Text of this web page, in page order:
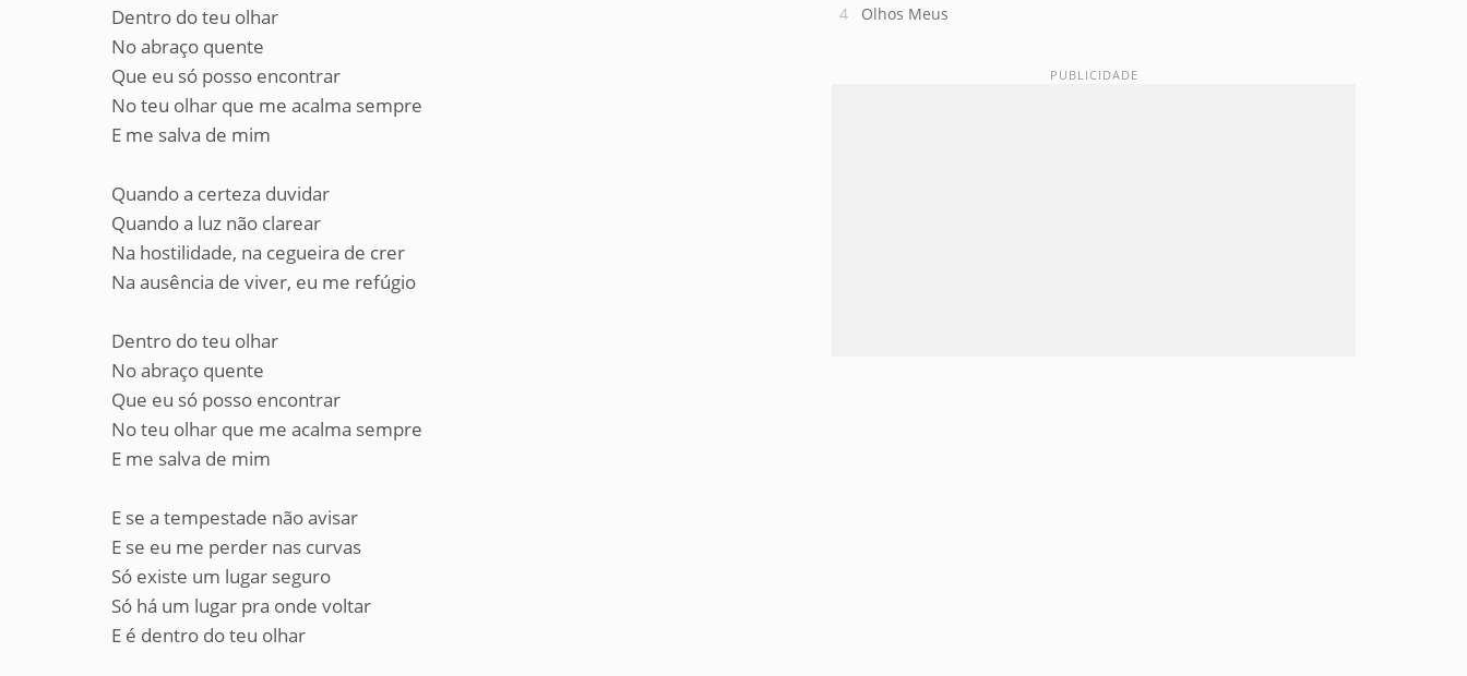
Dentro do teu olhar
No abraço quente
Que eu só posso encontrar
No teu olhar que me acalma sempre
E me salva de mim
Quando a certeza duvidar
Quando a luz não clarear
Na hostilidade, na cegueira de crer
Na ausência de viver, eu me refúgio
Dentro do teu olhar
No abraço quente
Que eu só posso encontrar
No teu olhar que me acalma sempre
E me salva de mim
E se a tempestade não avisar
E se eu me perder nas curvas
Só existe um lugar seguro
Só há um lugar pra onde voltar
E é dentro do teu olhar
Olhos Meus